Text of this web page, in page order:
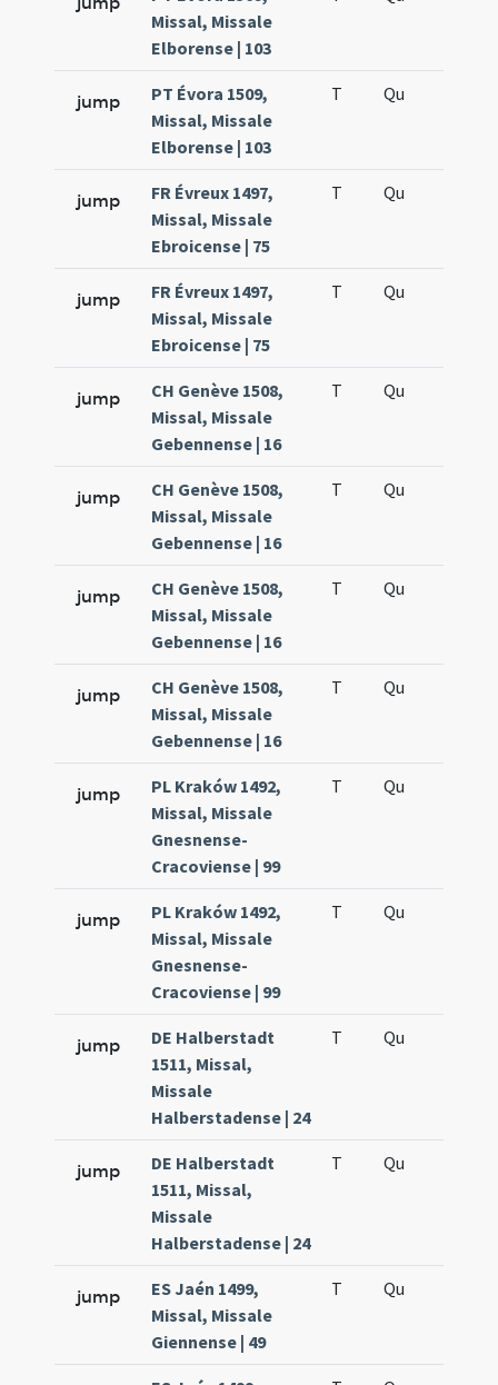
Missal, Missale
Elborense | 103
jump
PT Évora 1509,
Missal, Missale
Elborense | 103
T Qu
jump
FR Évreux 1497,
Missal, Missale
Ebroicense | 75
T Qu
jump
FR Évreux 1497,
Missal, Missale
Ebroicense | 75
T Qu
jump
CH Genève 1508,
Missal, Missale
Gebennense | 16
T Qu
jump
CH Genève 1508,
Missal, Missale
Gebennense | 16
T Qu
jump
CH Genève 1508,
Missal, Missale
Gebennense | 16
T Qu
jump
CH Genève 1508,
Missal, Missale
Gebennense | 16
T Qu
jump
PL Kraków 1492,
Missal, Missale
Gnesnense-
Cracoviense | 99
T Qu
jump
PL Kraków 1492,
Missal, Missale
Gnesnense-
Cracoviense | 99
T Qu
jump
DE Halberstadt
1511, Missal,
Missale
Halberstadense | 24
T Qu
jump
DE Halberstadt
1511, Missal,
Missale
Halberstadense | 24
T Qu
jump
ES Jaén 1499,
Missal, Missale
Giennense | 49
T Qu